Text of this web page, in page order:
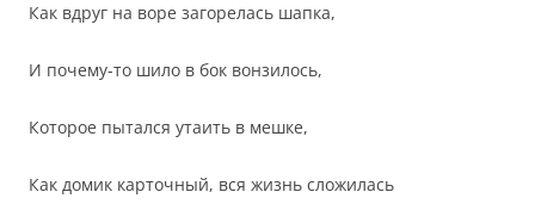
Как вдруг на воре загорелась шапка,
И почему-то шило в бок вонзилось,
Которое пытался утаить в мешке,
Как домик карточный, вся жизнь сложилась